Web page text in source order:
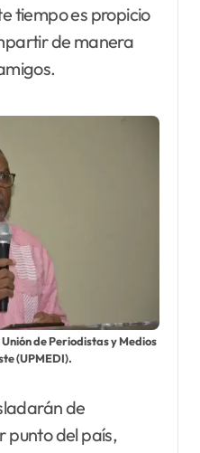
tiempo es propicio
de manera
de Periodistas y Medios
(UPMEDI).
de
punto del país,